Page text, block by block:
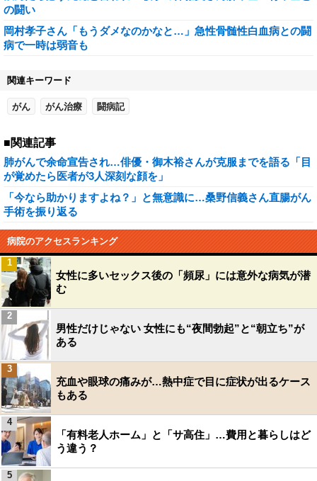
の闘い
岡村孝子さん「もうダメなのかなと…」急性骨髄性白血病との闘
病で一時は弱音も
関連キーワード
がん がん治療 闘病記
■関連記事
肺がんで余命宣告され…俳優・御木裕さんが克服までを語る「目
が覚めたら医者が3人深刻な顔を」
「今なら助かりますよね？」と無意識に…桑野信義さん直腸がん
手術を振り返る
病院のアクセスランキング
女性に多いセックス後の「頻尿」には意外な病気が潜
む
1
男性だけじゃない 女性にも“夜間勃起”と“朝立ち”が
ある
2
充血や眼球の痛みが…熱中症で目に症状が出るケース
もある
3
「有料老人ホーム」と「サ高住」…費用と暮らしはど
う違う？
4
5